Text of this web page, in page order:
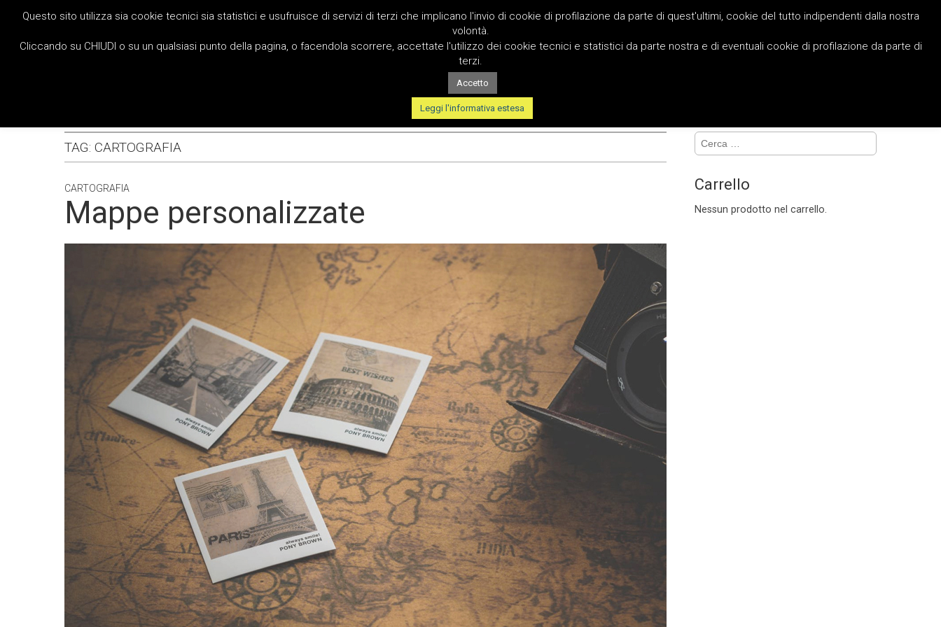
Main menu
Skip to content
Chi siamo Prodotti Shop Info e Preventivi News Lavora con noi Contatti IT
TAG: CARTOGRAFIA
CARTOGRAFIA
Mappe personalizzate
Ricerca
per:
Carrello
Nessun prodotto nel carrello.
Questo sito utilizza sia cookie tecnici sia statistici e usufruisce di servizi di terzi che implicano l'invio di cookie di profilazione da parte di quest'ultimi, cookie del tutto indipendenti dalla nostra
volontà.
Cliccando su CHIUDI o su un qualsiasi punto della pagina, o facendola scorrere, accettate l'utilizzo dei cookie tecnici e statistici da parte nostra e di eventuali cookie di profilazione da parte di
terzi.
Accetto
Leggi l'informativa estesa